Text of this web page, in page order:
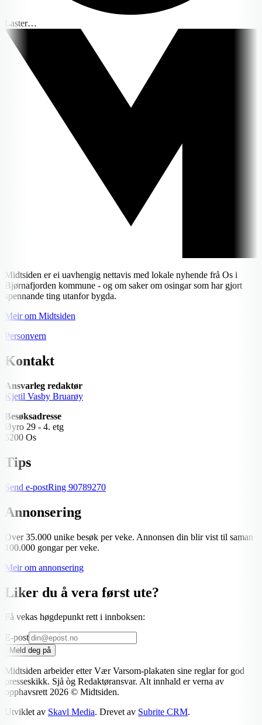
Laster…
Midtsiden er ei uavhengig nettavis med lokale nyhende frå Os i
Bjørnafjorden kommune - og om saker om osingar som har gjort
spennande ting utanfor bygda.
Meir om Midtsiden
Personvern
Kontakt
Ansvarleg redaktør
Kjetil Vasby Bruarøy
Besøksadresse
Øyro 29 - 4. etg
5200 Os
Tips
Send e-postRing 90789270
Annonsering
Over 35.000 unike besøk per veke. Annonsen din blir vist til saman
100.000 gongar per veke.
Meir om annonsering
Liker du å vera først ute?
Få vekas høgdepunkt rett i innboksen:
E-post
Meld deg på
Midtsiden arbeider etter Vær Varsom-plakaten sine reglar for god
presseskikk. Sjå òg Redaktøransvar. Alt innhald er verna av
opphavsrett2026 © Midtsiden.
Utviklet av Skavl Media. Drevet av Subrite CRM.